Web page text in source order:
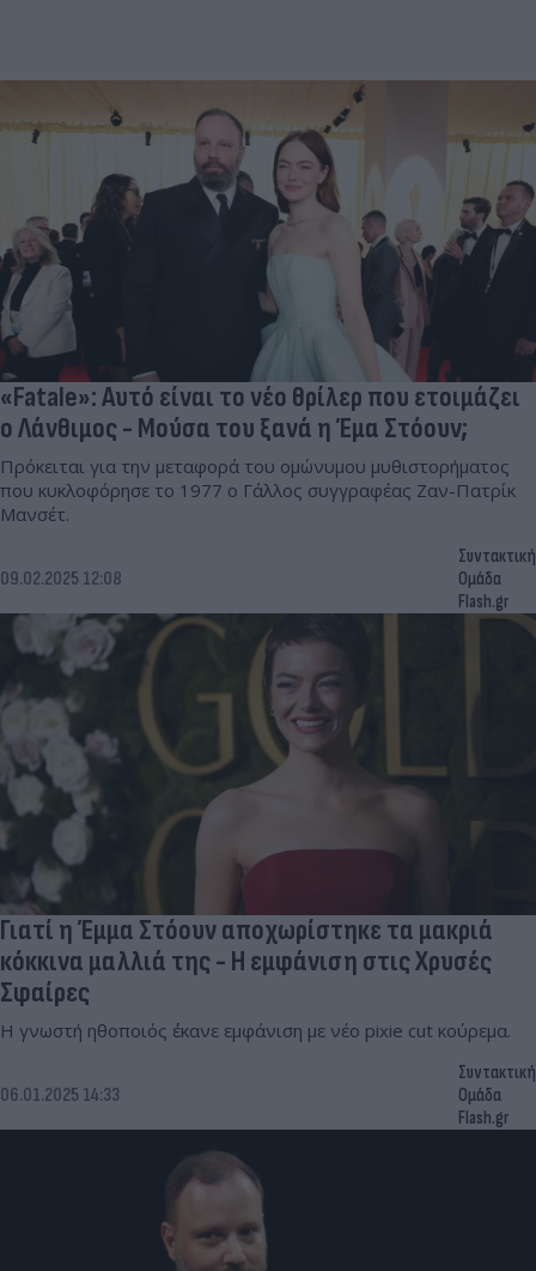
«Fatale»: Αυτό είναι το νέο θρίλερ που ετοιμάζει
ο Λάνθιμος - Μούσα του ξανά η Έμα Στόουν;
Πρόκειται για την μεταφορά του ομώνυμου μυθιστορήματος
που κυκλοφόρησε το 1977 ο Γάλλος συγγραφέας Ζαν-Πατρίκ
Μανσέτ.
09.02.2025 12:08
Συντακτική
Ομάδα
Flash.gr
Γιατί η Έμμα Στόουν αποχωρίστηκε τα μακριά
κόκκινα μαλλιά της - Η εμφάνιση στις Χρυσές
Σφαίρες
Η γνωστή ηθοποιός ΄έκανε εμφάνιση με νέο pixie cut κούρεμα.
06.01.2025 14:33
Συντακτική
Ομάδα
Flash.gr